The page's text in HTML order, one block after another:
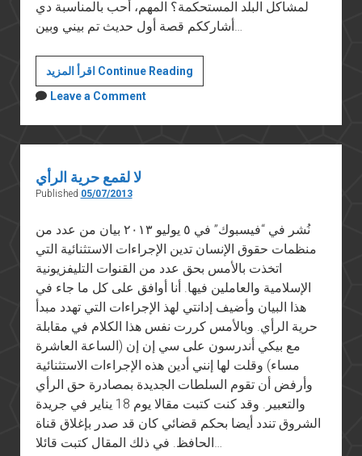
لمشاكل البلد المستحكمة؟ المهم، أحب بالمناسبة دي
أشارككم قصة أول حديث تم بيني وبين…
اقرأ المزيد Continue Readingجاك
شِنكر
لثورة
يناير
Leave a Comment
لا لقمع حرية الرأي
Published 05/07/2013
نُشر في “فيسبوك” في ٥ يوليو ٢٠١٣ بيان من عدد من
منظمات حقوق الإنسان تدين الإجراءات الاستثنائية التي
اتخذت بالأمس بحق عدد من القنوات التليفزيونية
الإسلامية والعاملين فيها. أنا أوافق على كل ما جاء في
هذا البيان وأضيف إدانتي لهذ الإجراءات التي تهدد مبدأ
حرية الرأي. وبالأمس كررت نفس هذا الكلام في مقابلة
مع بيكي أندرسون على سي إن إن (الساعة العاشرة
مساء) وقلت لها إنني أدين هذه الإجراءات الاستثنائية
وأرفض أن تقوم السلطات الجديدة بمصادرة حق الرأي
والتعبير. وقد كنت كتبت مقالا يوم 18 يناير في جريدة
الشروق تندد أيضا بحكم قضائي كان قد صدر بإغلاق قناة
الحافظ. في ذلك المقال كتبت قائلا…